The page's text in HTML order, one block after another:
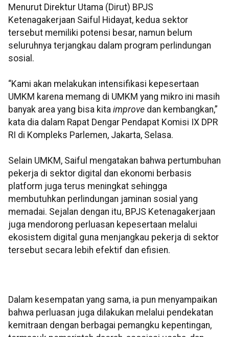
Menurut Direktur Utama (Dirut) BPJS
Ketenagakerjaan Saiful Hidayat, kedua sektor
tersebut memiliki potensi besar, namun belum
seluruhnya terjangkau dalam program perlindungan
sosial.
“Kami akan melakukan intensifikasi kepesertaan
UMKM karena memang di UMKM yang mikro ini masih
banyak area yang bisa kita improve dan kembangkan,”
kata dia dalam Rapat Dengar Pendapat Komisi IX DPR
RI di Kompleks Parlemen, Jakarta, Selasa.
Selain UMKM, Saiful mengatakan bahwa pertumbuhan
pekerja di sektor digital dan ekonomi berbasis
platform juga terus meningkat sehingga
membutuhkan perlindungan jaminan sosial yang
memadai. Sejalan dengan itu, BPJS Ketenagakerjaan
juga mendorong perluasan kepesertaan melalui
ekosistem digital guna menjangkau pekerja di sektor
tersebut secara lebih efektif dan efisien.
Dalam kesempatan yang sama, ia pun menyampaikan
bahwa perluasan juga dilakukan melalui pendekatan
kemitraan dengan berbagai pemangku kepentingan,